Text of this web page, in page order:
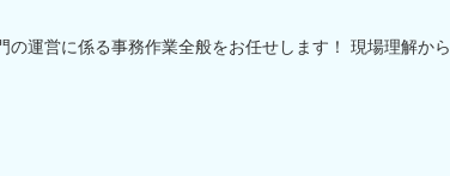
の運営に係る事務作業全般をお任せします！ 現場理解から